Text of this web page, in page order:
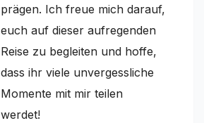
prägen. Ich freue mich darauf,
euch auf dieser aufregenden
Reise zu begleiten und hoffe,
dass ihr viele unvergessliche
Momente mit mir teilen
werdet!